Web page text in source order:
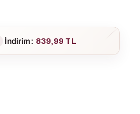
İndirim: 839,99 TL